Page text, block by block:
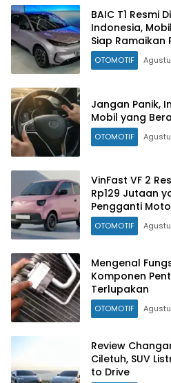
BAIC T1 Resmi
Indonesia,
Siap Ramaikan
OTOMOTIF
Jangan Panik,
Mobil yang
OTOMOTIF
VinFast VF 2
Rp129 Jutaan
Pengganti
OTOMOTIF
Mengenal
Komponen
Terlupakan
OTOMOTIF
Review
Ciletuh, SUV
to Drive